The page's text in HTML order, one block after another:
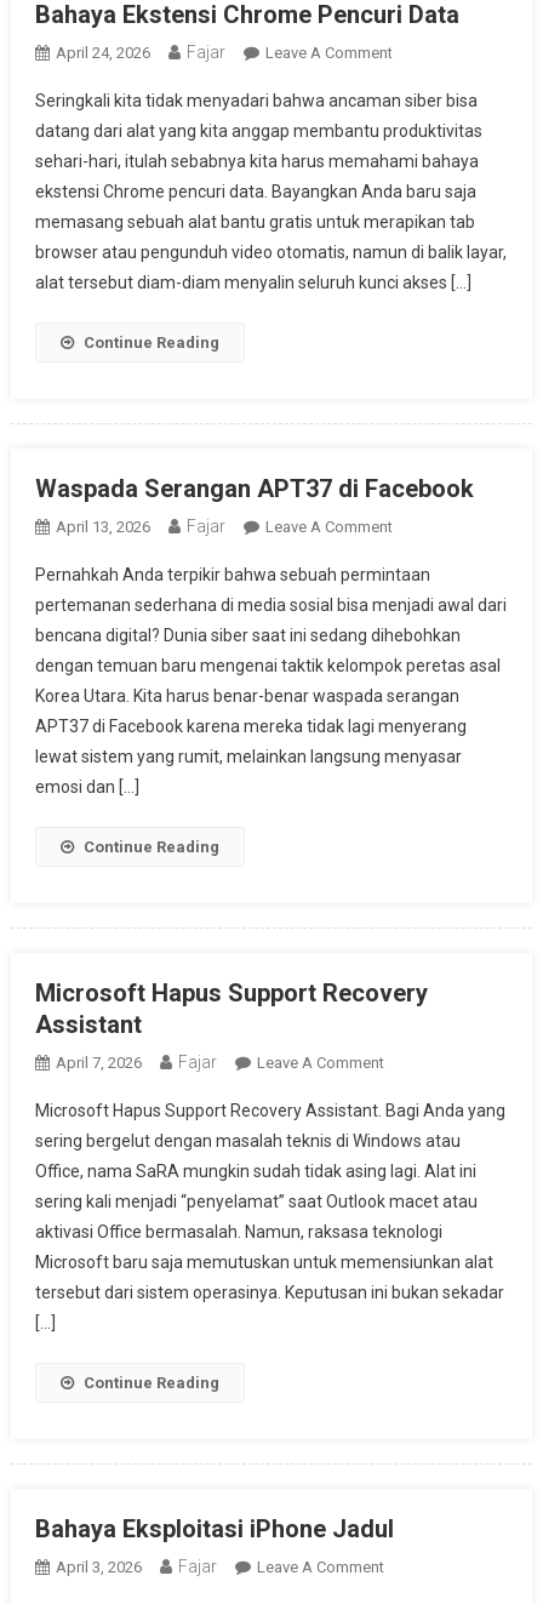
Bahaya Ekstensi Chrome Pencuri Data
April 24, 2026 Fajar Leave A CommentOn
Ekstensi
Chrome
Pencuri
Data
Seringkali kita tidak menyadari bahwa ancaman siber bisa
datang dari alat yang kita anggap membantu produktivitas
sehari-hari, itulah sebabnya kita harus memahami bahaya
ekstensi Chrome pencuri data. Bayangkan Anda baru saja
memasang sebuah alat bantu gratis untuk merapikan tab
browser atau pengunduh video otomatis, namun di balik layar,
alat tersebut diam-diam menyalin seluruh kunci akses […]
Continue Reading
Waspada Serangan APT37 di Facebook
April 13, 2026 Fajar Leave A CommentOn
Serangan
APT37
Di
Facebook
Pernahkah Anda terpikir bahwa sebuah permintaan
pertemanan sederhana di media sosial bisa menjadi awal dari
bencana digital? Dunia siber saat ini sedang dihebohkan
dengan temuan baru mengenai taktik kelompok peretas asal
Korea Utara. Kita harus benar-benar waspada serangan
APT37 di Facebook karena mereka tidak lagi menyerang
lewat sistem yang rumit, melainkan langsung menyasar
emosi dan […]
Continue Reading
Microsoft Hapus Support Recovery
Assistant
April 7, 2026 Fajar Leave A CommentOn
Hapus
Support
Recovery
Assistant
Microsoft Hapus Support Recovery Assistant. Bagi Anda yang
sering bergelut dengan masalah teknis di Windows atau
Office, nama SaRA mungkin sudah tidak asing lagi. Alat ini
sering kali menjadi “penyelamat” saat Outlook macet atau
aktivasi Office bermasalah. Namun, raksasa teknologi
Microsoft baru saja memutuskan untuk memensiunkan alat
tersebut dari sistem operasinya. Keputusan ini bukan sekadar
[…]
Continue Reading
Bahaya Eksploitasi iPhone Jadul
April 3, 2026 Fajar Leave A CommentOn